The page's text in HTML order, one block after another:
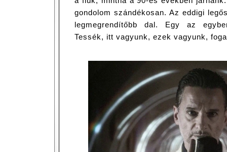
gondolom szándékosan. Az eddigi
legmegrendítőbb dal. Egy az
Tessék, itt vagyunk, ezek vagyunk,